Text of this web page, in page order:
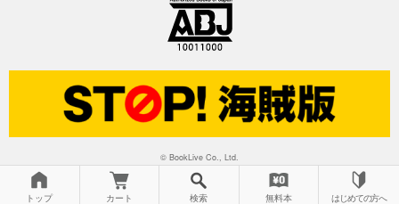
© BookLive Co., Ltd.
トップ カート 検索 無料本 はじめての方へ